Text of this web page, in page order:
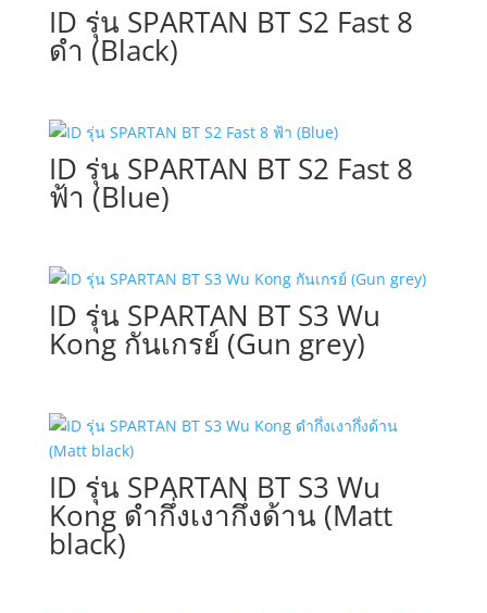
ID รุ่น SPARTAN BT S2 Fast 8
ดำ (Black)
ID รุ่น SPARTAN BT S2 Fast 8
ฟ้า (Blue)
ID รุ่น SPARTAN BT S3 Wu
Kong กันเกรย์ (Gun grey)
ID รุ่น SPARTAN BT S3 Wu
Kong ดำกึ่งเงากึ่งด้าน (Matt
black)